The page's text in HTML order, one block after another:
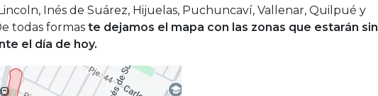
Inés de Suárez, Hijuelas, Puchuncaví, Vallenar, Quilpué y
todas formas te dejamos el mapa con las zonas que estarán sin
el día de hoy.